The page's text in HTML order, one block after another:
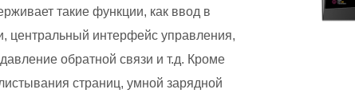
такие функции, как ввод в
центральный интерфейс управления,
обратной связи и т.д. Кроме
страниц, умной зарядной